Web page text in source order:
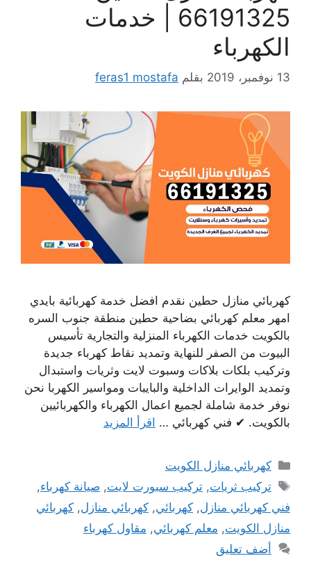
66191325 | خدمات
الكهرباء
13 نوفمبر، 2019 بقلم feras1 mostafa
كهربائي منازل حطين نقدم افضل خدمة كهربائية بايدي
امهر معلم كهربائي بضاحية حطين منطقة جنوب السره
بالكويت خدمات الكهرباء المنزلية والتجارية تأسيس
البيوت من الصفر للنهاية وتمديد نقاط كهرباء جديدة
وتركيب بلكات بلاكات وسبوت لايت وثريات واستبدال
وتمديد الوايرات الداخلية والبايبات ومواسير الكهربا نحن
نوفر خدمة شاملة لجميع اعمال الكهرباء والكهربائيين
بالكويت. ✔ فني كهربائي … اقرأ المزيد
التصنيفات
كهربائي منازل الكويت
الوسوم
تركيب ثريات,تركيب سبورت لايت,صيانة كهرباء,
فني كهربائي منازل, كهربائي, كهربائي منازل, كهربائي
منازل الكويت, معلم كهربائي, مقاول كهرباء
أضف تعليق